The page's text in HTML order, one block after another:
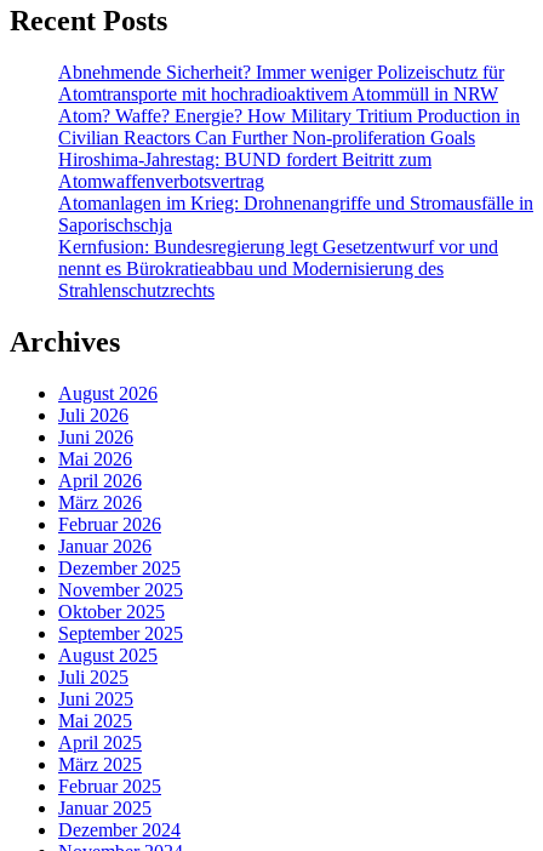
Recent Posts
Abnehmende Sicherheit? Immer weniger Polizeischutz für
Atomtransporte mit hochradioaktivem Atommüll in NRW
Atom? Waffe? Energie? How Military Tritium Production in
Civilian Reactors Can Further Non-proliferation Goals
Hiroshima-Jahrestag: BUND fordert Beitritt zum
Atomwaffenverbotsvertrag
Atomanlagen im Krieg: Drohnenangriffe und Stromausfälle in
Saporischschja
Kernfusion: Bundesregierung legt Gesetzentwurf vor und
nennt es Bürokratieabbau und Modernisierung des
Strahlenschutzrechts
Archives
August 2026
Juli 2026
Juni 2026
Mai 2026
April 2026
März 2026
Februar 2026
Januar 2026
Dezember 2025
November 2025
Oktober 2025
September 2025
August 2025
Juli 2025
Juni 2025
Mai 2025
April 2025
März 2025
Februar 2025
Januar 2025
Dezember 2024